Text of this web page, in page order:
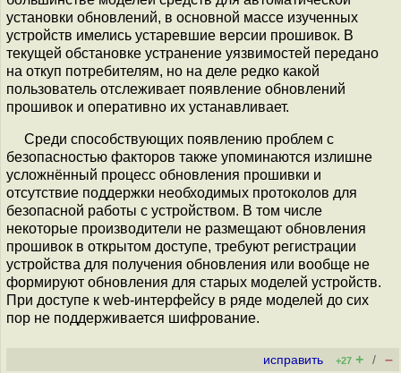
установки обновлений, в основной массе изученных
устройств имелись устаревшие версии прошивок. В
текущей обстановке устранение уязвимостей передано
на откуп потребителям, но на деле редко какой
пользователь отслеживает появление обновлений
прошивок и оперативно их устанавливает.
Среди способствующих появлению проблем с
безопасностью факторов также упоминаются излишне
усложнённый процесс обновления прошивки и
отсутствие поддержки необходимых протоколов для
безопасной работы с устройством. В том числе
некоторые производители не размещают обновления
прошивок в открытом доступе, требуют регистрации
устройства для получения обновления или вообще не
формируют обновления для старых моделей устройств.
При доступе к web-интерфейсу в ряде моделей до сих
пор не поддерживается шифрование.
исправить +27 + / –